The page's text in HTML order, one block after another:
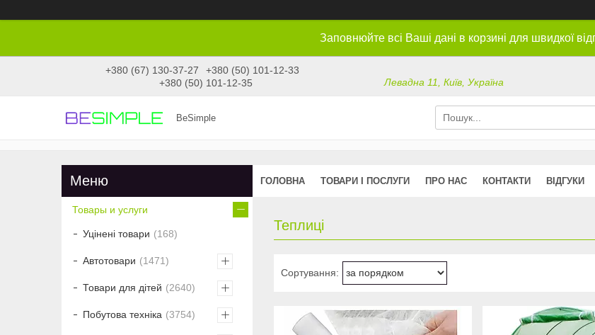
Заповнюйте всі Ваші дані в корзині для швидкої
+380 (67) 130-37-27
+380 (50) 101-12-33
+380 (50) 101-12-35
Левадна 11, Київ, Україна
BeSimple
ГОЛОВНА ТОВАРИ І ПОСЛУГИ ПРО НАС КОНТАКТИ ВІДГУКИ
Теплиці
Товары и услуги
Уцінені товари 168
Автотовари 1471
Товари для дітей 2640
Побутова техніка 3754